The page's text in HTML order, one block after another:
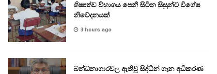
ශිෂ්‍යත්ව විභාගය පෙනී සිටින සිසුන්ට විශේෂ
නිවේදනයක්
3 hours ago
බන්ධනාගාරවල ඇතිවු සිද්ධීන් ගැන අධිකරණ